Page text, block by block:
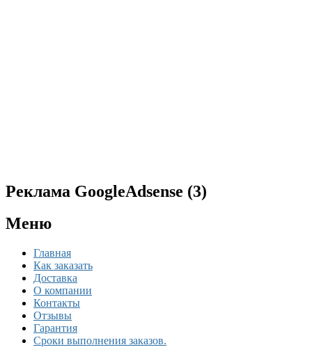
Реклама GoogleAdsense (3)
Меню
Главная
Как заказать
Доставка
О компании
Контакты
Отзывы
Гарантия
Сроки выполнения заказов.